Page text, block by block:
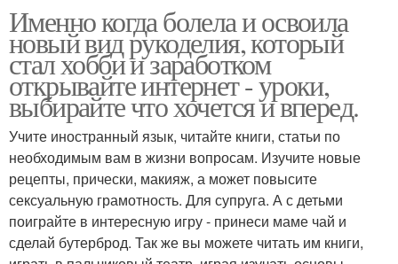
Именно когда болела и освоила
новый вид рукоделия, который
стал хобби и заработком
открывайте интернет - уроки,
выбирайте что хочется и вперед.
Учите иностранный язык, читайте книги, статьи по
необходимым вам в жизни вопросам. Изучите новые
рецепты, прически, макияж, а может повысите
сексуальную грамотность. Для супруга. А с детьми
поиграйте в интересную игру - принеси маме чай и
сделай бутерброд. Так же вы можете читать им книги,